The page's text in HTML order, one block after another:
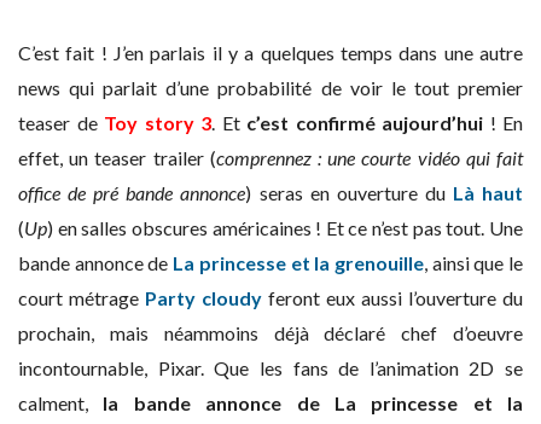
C’est fait ! J’en parlais il y a quelques temps dans une autre
news qui parlait d’une probabilité de voir le tout premier
teaser de Toy story 3 . Et c’est confirmé aujourd’hui ! En
effet, un teaser trailer (comprennez : une courte vidéo qui fait
office de pré bande annonce) seras en ouverture du Là haut
(Up) en salles obscures américaines ! Et ce n’est pas tout. Une
bande annonce de La princesse et la grenouille, ainsi que le
court métrage Party cloudy feront eux aussi l’ouverture du
prochain, mais néammoins déjà déclaré chef d’oeuvre
incontournable, Pixar. Que les fans de l’animation 2D se
calment, la bande annonce de La princesse et la